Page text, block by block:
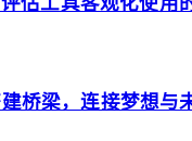
桥梁，连接梦想与